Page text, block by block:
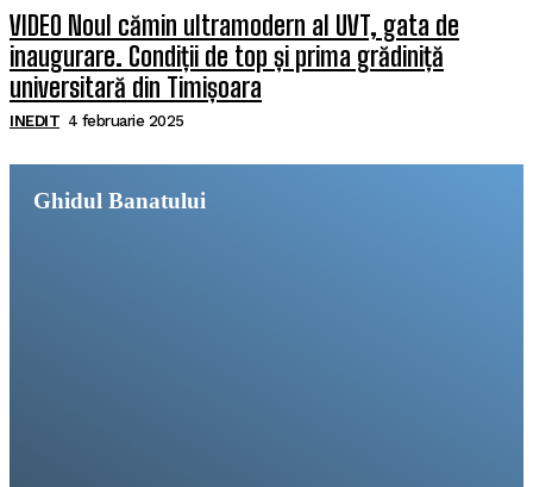
VIDEO Noul cămin ultramodern al UVT, gata de
inaugurare. Condiții de top și prima grădiniță
universitară din Timișoara
INEDIT 4 februarie 2025
Ghidul Banatului